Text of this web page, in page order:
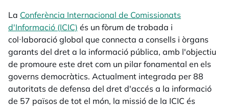
La Conferència Internacional de Comissionats
d'Informació (ICIC) opens in a new tab
és un fòrum de trobada i
col·laboració global que connecta a consells i òrgans
garants del dret a la informació pública, amb l'objectiu
de promoure este dret com un pilar fonamental en els
governs democràtics. Actualment integrada per 88
autoritats de defensa del dret d'accés a la informació
de 57 països de tot el món, la missió de la ICIC és